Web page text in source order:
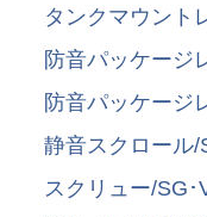
タンクマウント
防音パッケージ
防音パッケージ
静音スクロール/
スクリュー/SG